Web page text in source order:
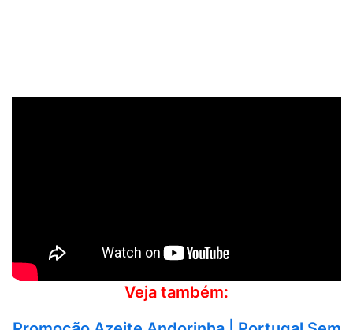
Veja também: